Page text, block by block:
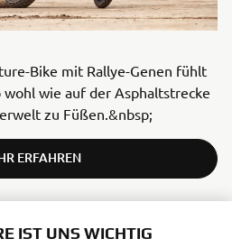
Bike mit Rallye-Genen fühlt
wohl wie auf der Asphaltstrecke
zu Füßen.&nbsp;
ERFAHREN
IST UNS WICHTIG